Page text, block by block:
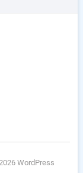
WordPress